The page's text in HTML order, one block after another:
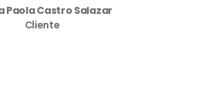
Paola Castro Salazar
Cliente